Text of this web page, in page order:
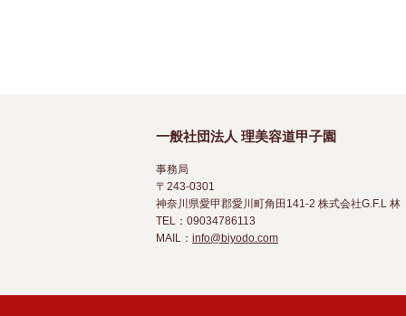
一般社団法人 理美容道甲子園
事務局
〒243-0301
神奈川県愛甲郡愛川町角田141-2 株式会社G.F.L
TEL：09034786113
MAIL： info@biyodo.com